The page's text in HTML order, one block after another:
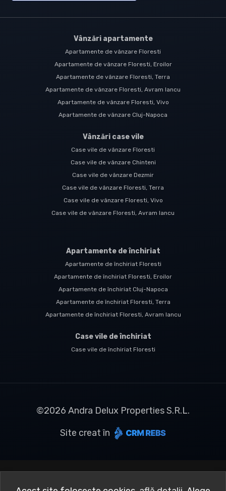
Vânzări apartamente
Apartamente de vânzare Floresti
Apartamente de vânzare Floresti, Eroilor
Apartamente de vânzare Floresti, Terra
Apartamente de vânzare Floresti, Avram Iancu
Apartamente de vânzare Floresti, Vivo
Apartamente de vânzare Cluj-Napoca
Vânzări case vile
Case vile de vânzare Floresti
Case vile de vânzare Chinteni
Case vile de vânzare Dezmir
Case vile de vânzare Floresti, Terra
Case vile de vânzare Floresti, Vivo
Case vile de vânzare Floresti, Avram Iancu
Apartamente de închiriat
Apartamente de închiriat Floresti
Apartamente de închiriat Floresti, Eroilor
Apartamente de închiriat Cluj-Napoca
Apartamente de închiriat Floresti, Terra
Apartamente de închiriat Floresti, Avram Iancu
Case vile de închiriat
Case vile de închiriat Floresti
©2026 Andra Delux Properties S.R.L.
Site creat în